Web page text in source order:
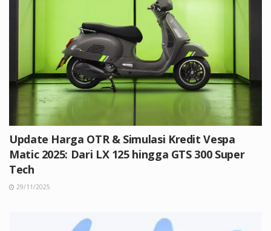
Update Harga OTR & Simulasi Kredit Vespa
Matic 2025: Dari LX 125 hingga GTS 300 Super
Tech
29/11/2025